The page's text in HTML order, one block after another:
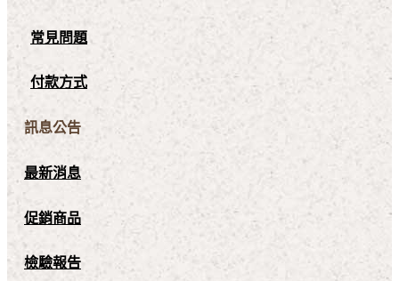
常見問題
付款方式
訊息公告
最新消息
促銷商品
檢驗報告